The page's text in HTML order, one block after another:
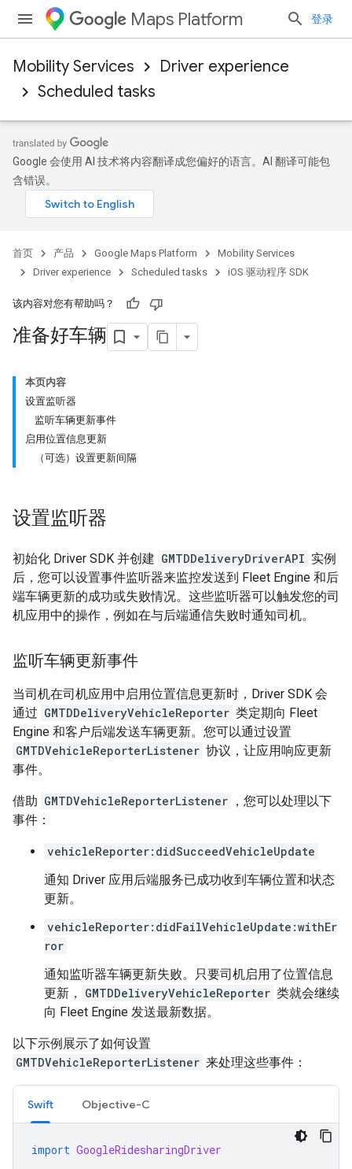
Maps Platform 登录
Mobility Services
Driver experience
Scheduled tasks
Google 会使用 AI 技术将内容翻译成您偏好的语言。AI 翻译可能包
含错误。
首页 产品 Google Maps Platform
Mobility Services
Driver experience
Scheduled tasks iOS 驱动程序 SDK
该内容对您有帮助吗？
准备好车辆
本页内容
设置监听器
监听车辆更新事件
启用位置信息更新
（可选）设置更新间隔
设置监听器
初始化 Driver SDK 并创建 GMTDDeliveryDriverAPI 实例
后，您可以设置事件监听器来监控发送到 Fleet Engine 和后
端车辆更新的成功或失败情况。这些监听器可以触发您的司
机应用中的操作，例如在与后端通信失败时通知司机。
监听车辆更新事件
当司机在司机应用中启用位置信息更新时，Driver SDK 会
通过 GMTDDeliveryVehicleReporter 类定期向 Fleet
Engine 和客户后端发送车辆更新。您可以通过设置
GMTDVehicleReporterListener 协议，让应用响应更新
事件。
借助 GMTDVehicleReporterListener ，您可以处理以下
事件：
vehicleReporter:didSucceedVehicleUpdate
通知 Driver 应用后端服务已成功收到车辆位置和状态
更新。
vehicleReporter:didFailVehicleUpdate:withEr
ror
通知监听器车辆更新失败。只要司机启用了位置信息
更新，
GMTDDeliveryVehicleReporter 类就会继续
向 Fleet Engine 发送最新数据。
以下示例展示了如何设置
GMTDVehicleReporterListener 来处理这些事件：
Swift Objective-C
import GoogleRidesharingDriver